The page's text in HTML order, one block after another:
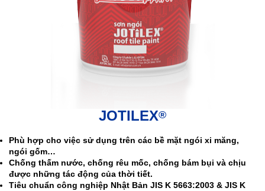
JOTILEX®
Phù hợp cho việc sử dụng trên các bề mặt ngói xi măng,
ngói gốm…
Chống thấm nước, chống rêu mốc, chống bám bụi và chịu
được những tác động của thời tiết.
Tiêu chuẩn công nghiệp Nhật Bản JIS K 5663:2003 & JIS K